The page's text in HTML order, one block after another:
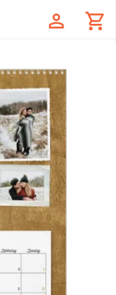
profile shopping_cart